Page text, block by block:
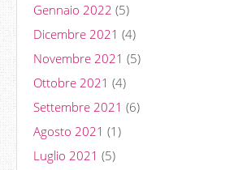
Gennaio 2022 (5)
Dicembre 2021 (4)
Novembre 2021 (5)
Ottobre 2021 (4)
Settembre 2021 (6)
Agosto 2021 (1)
Luglio 2021 (5)